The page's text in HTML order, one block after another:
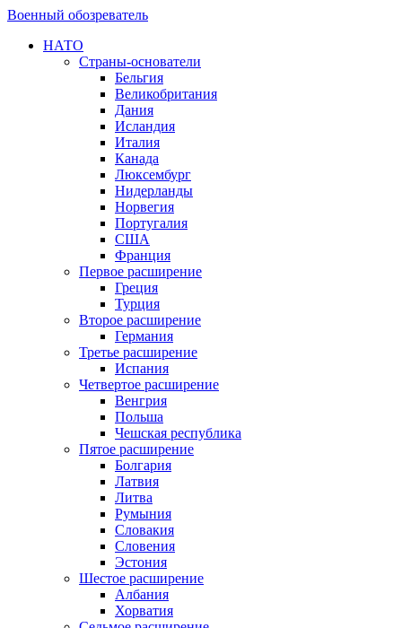
Военный обозреватель
НАТО
Страны-основатели
Бельгия
Великобритания
Дания
Исландия
Италия
Канада
Люксембург
Нидерланды
Норвегия
Португалия
США
Франция
Первое расширение
Греция
Турция
Второе расширение
Германия
Третье расширение
Испания
Четвертое расширение
Венгрия
Польша
Чешская республика
Пятое расширение
Болгария
Латвия
Литва
Румыния
Словакия
Словения
Эстония
Шестое расширение
Албания
Хорватия